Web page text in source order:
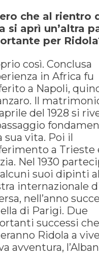
che al rientro
si aprì un’altra
per
così. Conclusa
in Africa fu
a Napoli,
Il
del 1928 si
sua vita. Poi il
a Trieste
Nel 1930
suoi dipinti
internazionale
nell’anno
di Parigi. Due
successi che
Ridola a
avventura,